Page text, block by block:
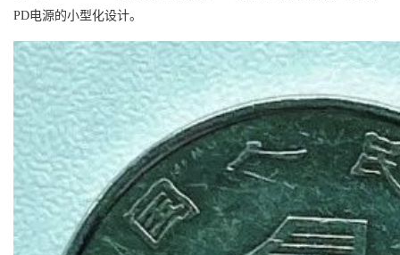
PD电源的小型化设计。